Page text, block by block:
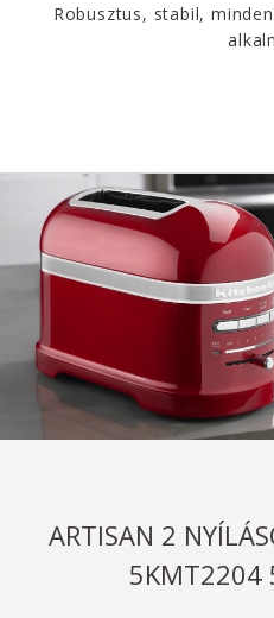
Robusztus, stabil,
ARTISAN 2
5KMT2204